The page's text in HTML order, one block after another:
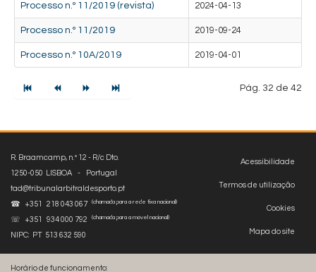
Processo n.º 11/2019 (revista) 2024-04-13
Processo n.º 11/2019 2019-09-24
Processo n.º 10A/2019 2019-04-01
Pág. 32 de 42
Acessibilidade
Termos de utilização
Cookies
Mapa do site
R. Braamcamp, n.º 12 - R/c Dto.
1250-050 LISBOA - Portugal
tad@tribunalarbitraldesporto.pt
☎ +351 218 043 067
(chamada para a rede fixa nacional)
☏ +351 934 000 792 (chamada para a móvel nacional)
NIPC: PT 513 632 590
Horário de funcionamento: